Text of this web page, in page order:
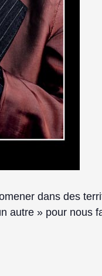
dans des
autre » pour nous